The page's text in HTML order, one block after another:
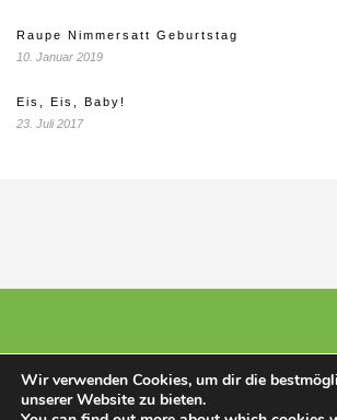
Raupe Nimmersatt Geburtstag
10. Januar 2019
Eis, Eis, Baby!
23. Juli 2017
© 2025 - Stillberatunghannover
Wir verwenden Cookies, um dir die
unserer Website zu bieten.